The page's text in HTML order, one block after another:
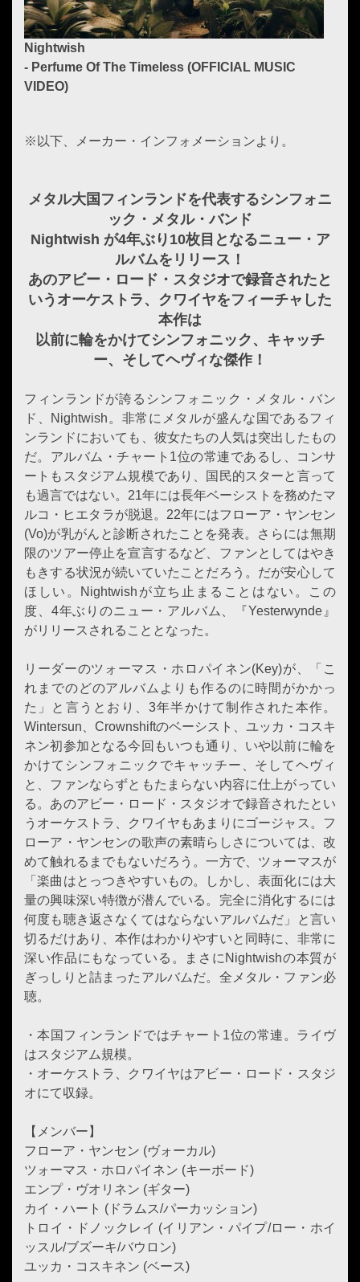
Nightwish
- Perfume Of The Timeless (OFFICIAL MUSIC
VIDEO)
※以下、メーカー・インフォメーションより。
メタル大国フィンランドを代表するシンフォニ
ック・メタル・バンド
Nightwish が4年ぶり10枚目となるニュー・ア
ルバムをリリース！
あのアビー・ロード・スタジオで録音されたと
いうオーケストラ、クワイヤをフィーチャした
本作は
以前に輪をかけてシンフォニック、キャッチ
ー、そしてヘヴィな傑作！
フィンランドが誇るシンフォニック・メタル・バン
ド、Nightwish。非常にメタルが盛んな国であるフィ
ンランドにおいても、彼女たちの人気は突出したもの
だ。アルバム・チャート1位の常連であるし、コンサ
ートもスタジアム規模であり、国民的スターと言って
も過言ではない。21年には長年ベーシストを務めたマ
ルコ・ヒエタラが脱退。22年にはフローア・ヤンセン
(Vo)が乳がんと診断されたことを発表。さらには無期
限のツアー停止を宣言するなど、ファンとしてはやき
もきする状況が続いていたことだろう。だが安心して
ほしい。Nightwishが立ち止まることはない。この
度、4年ぶりのニュー・アルバム、『Yesterwynde』
がリリースされることとなった。
リーダーのツォーマス・ホロパイネン(Key)が、「こ
れまでのどのアルバムよりも作るのに時間がかかっ
た」と言うとおり、3年半かけて制作された本作。
Wintersun、Crownshiftのベーシスト、ユッカ・コスキ
ネン初参加となる今回もいつも通り、いや以前に輪を
かけてシンフォニックでキャッチー、そしてヘヴィ
と、ファンならずともたまらない内容に仕上がってい
る。あのアビー・ロード・スタジオで録音されたとい
うオーケストラ、クワイヤもあまりにゴージャス。フ
ローア・ヤンセンの歌声の素晴らしさについては、改
めて触れるまでもないだろう。一方で、ツォーマスが
「楽曲はとっつきやすいもの。しかし、表面化には大
量の興味深い特徴が潜んでいる。完全に消化するには
何度も聴き返さなくてはならないアルバムだ」と言い
切るだけあり、本作はわかりやすいと同時に、非常に
深い作品にもなっている。まさにNightwishの本質が
ぎっしりと詰まったアルバムだ。全メタル・ファン必
聴。
・本国フィンランドではチャート1位の常連。ライヴ
はスタジアム規模。
・オーケストラ、クワイヤはアビー・ロード・スタジ
オにて収録。
【メンバー】
フローア・ヤンセン (ヴォーカル)
ツォーマス・ホロパイネン (キーボード)
エンプ・ヴオリネン (ギター)
カイ・ハート (ドラムス/パーカッション)
トロイ・ドノックレイ (イリアン・パイプ/ロー・ホイ
ッスル/ブズーキ/バウロン)
ユッカ・コスキネン (ベース)